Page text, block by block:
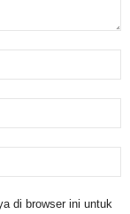
di browser ini untuk